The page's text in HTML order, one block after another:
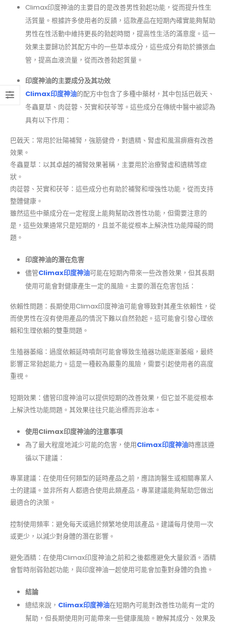
Climax印度神油的主要目的是改善男性勃起功能，從而提升性生
活質量。根據許多使用者的反饋，這款產品在短期內確實能夠幫助
男性在性活動中維持更長的勃起時間，提高性生活的滿意度。這一
效果主要歸功於其配方中的一些草本成分，這些成分有助於擴張血
管，提高血液流量，從而改善勃起質量。
印度神油的主要成分及其功效
Climax印度神油的配方中包含了多種中藥材，其中包括巴戟天、
冬蟲夏草、肉蓯蓉、芡實和茯苓等。這些成分在傳統中醫中被認為
具有以下作用：
巴戟天：常用於壯陽補腎，強筋健骨，對遺精、腎虛和風濕痹癥有改善
效果。
冬蟲夏草：以其卓越的補腎效果著稱，主要用於治療腎虛和遺精等症
狀。
肉蓯蓉、芡實和茯苓：這些成分也有助於補腎和增強性功能，從而支持
整體健康。
雖然這些中藥成分在一定程度上能夠幫助改善性功能，但需要注意的
是，這些效果通常只是短期的，且並不能從根本上解決性功能障礙的問
題。
印度神油的潛在危害
儘管Climax印度神油可能在短期內帶來一些改善效果，但其長期
使用可能會對健康產生一定的風險。主要的潛在危害包括：
依賴性問題：長期使用Climax印度神油可能會導致對其產生依賴性，從
而使男性在沒有使用產品的情況下難以自然勃起。這可能會引發心理依
賴和生理依賴的雙重問題。
生殖器萎縮：過度依賴延時噴劑可能會導致生殖器功能逐漸萎縮，最終
影響正常勃起能力。這是一種較為嚴重的風險，需要引起使用者的高度
重視。
短期效果：儘管印度神油可以提供短期的改善效果，但它並不能從根本
上解決性功能問題。其效果往往只能治標而非治本。
使用Climax印度神油的注意事項
為了最大程度地減少可能的危害，使用Climax印度神油時應該遵
循以下建議：
專業建議：在使用任何類型的延時產品之前，應諮詢醫生或相關專業人
士的建議。並非所有人都適合使用此類產品，專業建議能夠幫助您做出
最適合的決策。
控制使用頻率：避免每天或過於頻繁地使用該產品。建議每月使用一次
或更少，以減少對身體的潛在影響。
避免酒精：在使用Climax印度神油之前和之後都應避免大量飲酒。酒精
會暫時削弱勃起功能，與印度神油一起使用可能會加重對身體的負擔。
結論
總結來說， Climax印度神油在短期內可能對改善性功能有一定的
幫助，但長期使用則可能帶來一些健康風險。瞭解其成分、效果及